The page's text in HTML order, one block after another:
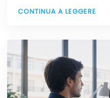
CONTINUA A LEGGERE